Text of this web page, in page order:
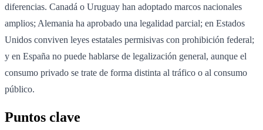
diferencias. Canadá o Uruguay han adoptado marcos nacionales
amplios; Alemania ha aprobado una legalidad parcial; en Estados
Unidos conviven leyes estatales permisivas con prohibición federal;
y en España no puede hablarse de legalización general, aunque el
consumo privado se trate de forma distinta al tráfico o al consumo
público.
Puntos clave